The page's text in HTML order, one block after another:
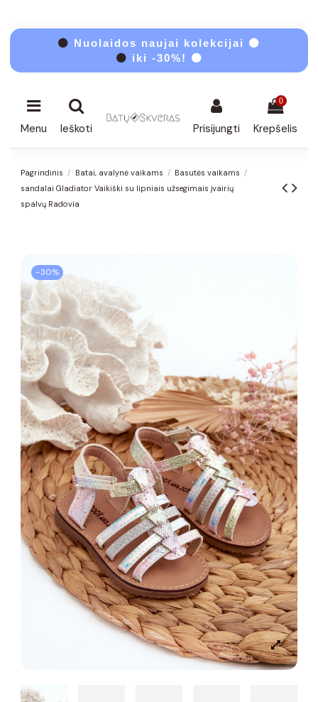
⚫ Nuolaidos naujai kolekcijai ⚫
⚫ iki -30%! ⚫
Menu Ieškoti Prisijungti
0
Krepšelis
Pagrindinis Batai, avalynė vaikams
Basutės vaikams
sandalai Gladiator Vaikiški su lipniais užsegimais įvairių
spalvų Radovia
−30%